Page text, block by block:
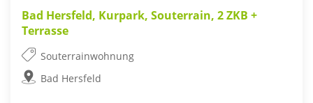
Bad Hersfeld, Kurpark, Souterrain, 2 ZKB +
Terrasse
Souterrainwohnung
Bad Hersfeld